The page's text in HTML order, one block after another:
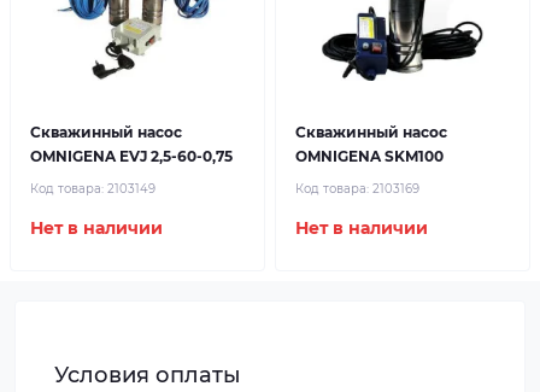
Скважинный насос
OMNIGENA EVJ 2,5-60-0,75
Код товара: 2103149
Нет в наличии
Скважинный насос
OMNIGENA SKM100
Код товара: 2103169
Нет в наличии
Условия оплаты